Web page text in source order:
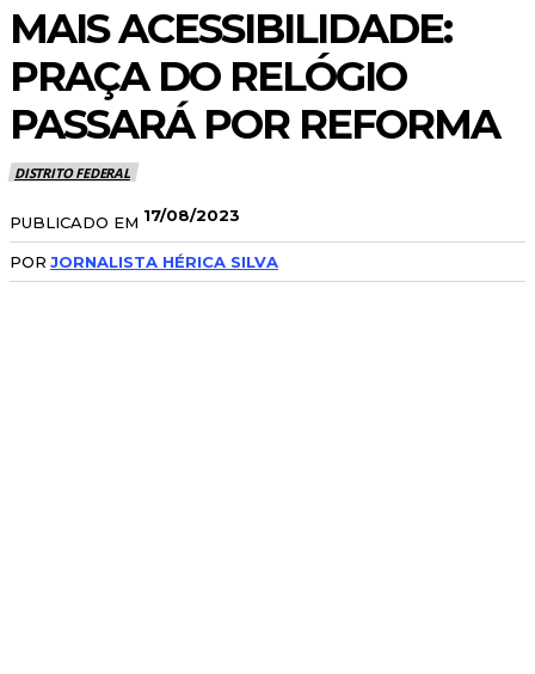
MAIS ACESSIBILIDADE:
PRAÇA DO RELÓGIO
PASSARÁ POR REFORMA
DISTRITO FEDERAL
PUBLICADO EM 17/08/2023
POR JORNALISTA HÉRICA SILVA